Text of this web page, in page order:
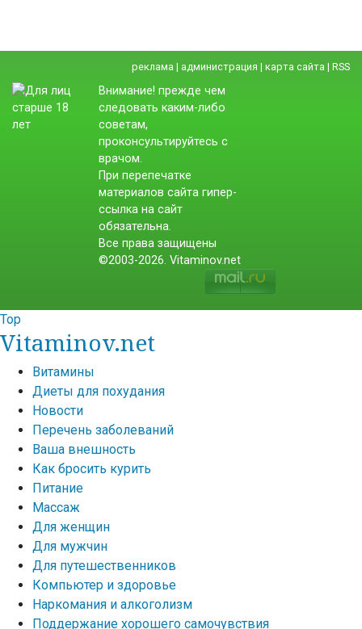
реклама | администрация | карта сайта | RSS
Внимание! прежде чем
следовать каким-либо
советам,
проконсультируйтесь с
врачом.
При перепечатке
материалов сайта гипер-
ссылка на сайт
обязательна.
Все права защищены
©2003-2026. Vitaminov.net
Top
Vitaminov.net
Витамины
Диеты для похудания
Новости
Перечень заболеваний
Ваша внешность
Как бросить курить
Питание
Массаж
Для женщин
Для мужчин
Для путешественников
Компьютер и здоровье
Наркомания и алкоголизм
Поддержание хорошего самочувствия